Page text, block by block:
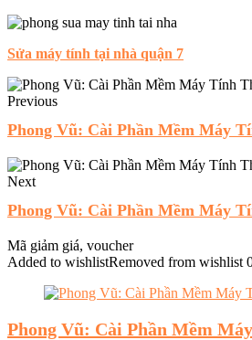
Sửa máy tính tại nhà quận 7
Previous
Phong Vũ: Cài Phần Mềm Máy
Next
Phong Vũ: Cài Phần Mềm Máy
Mã giảm giá, voucher
Added to wishlistRemoved from wishlist
Phong Vũ: Cài Phần Mềm